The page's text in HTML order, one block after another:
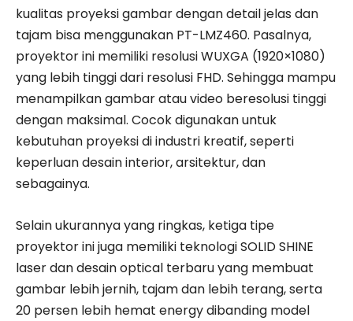
kualitas proyeksi gambar dengan detail jelas dan
tajam bisa menggunakan PT-LMZ460. Pasalnya,
proyektor ini memiliki resolusi WUXGA (1920×1080)
yang lebih tinggi dari resolusi FHD. Sehingga mampu
menampilkan gambar atau video beresolusi tinggi
dengan maksimal. Cocok digunakan untuk
kebutuhan proyeksi di industri kreatif, seperti
keperluan desain interior, arsitektur, dan
sebagainya.
Selain ukurannya yang ringkas, ketiga tipe
proyektor ini juga memiliki teknologi SOLID SHINE
laser dan desain optical terbaru yang membuat
gambar lebih jernih, tajam dan lebih terang, serta
20 persen lebih hemat energy dibanding model